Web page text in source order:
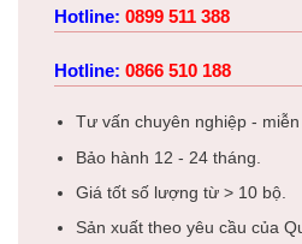
Hotline: 0899 511 388
Hotline: 0866 510 188
Tư vấn chuyên nghiệp -
Bảo hành 12 - 24 tháng.
Giá tốt số lượng từ > 10 bộ.
Sản xuất theo yêu cầu của